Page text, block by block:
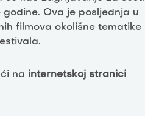
Ova je posljednja u
filmova okolišne tematike
na internetskoj stranici